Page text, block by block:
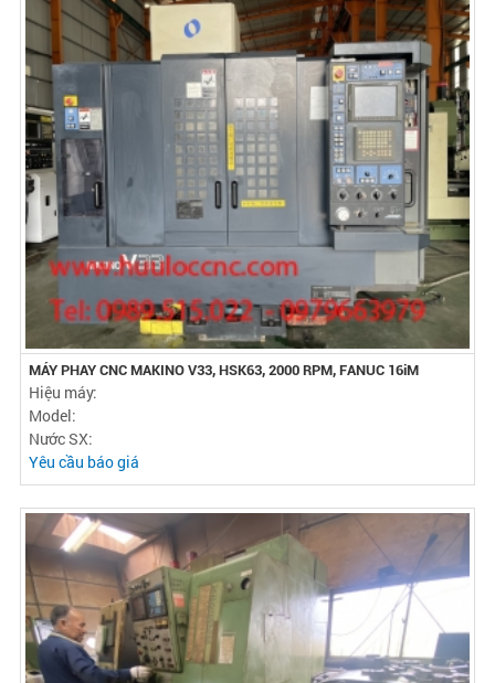
MÁY PHAY CNC MAKINO V33, HSK63, 2000 RPM, FANUC 16iM
Hiệu máy:
Model:
Nước SX:
Yêu cầu báo giá